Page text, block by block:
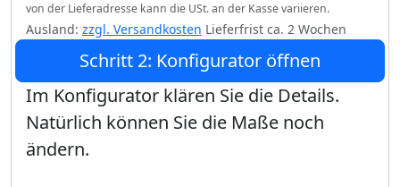
von der Lieferadresse kann die USt. an der Kasse variieren.
Ausland: zzgl. Versandkosten Lieferfrist ca. 2 Wochen
Schritt 2: Konfigurator öffnen
Im Konfigurator klären Sie die Details.
Natürlich können Sie die Maße noch
ändern.